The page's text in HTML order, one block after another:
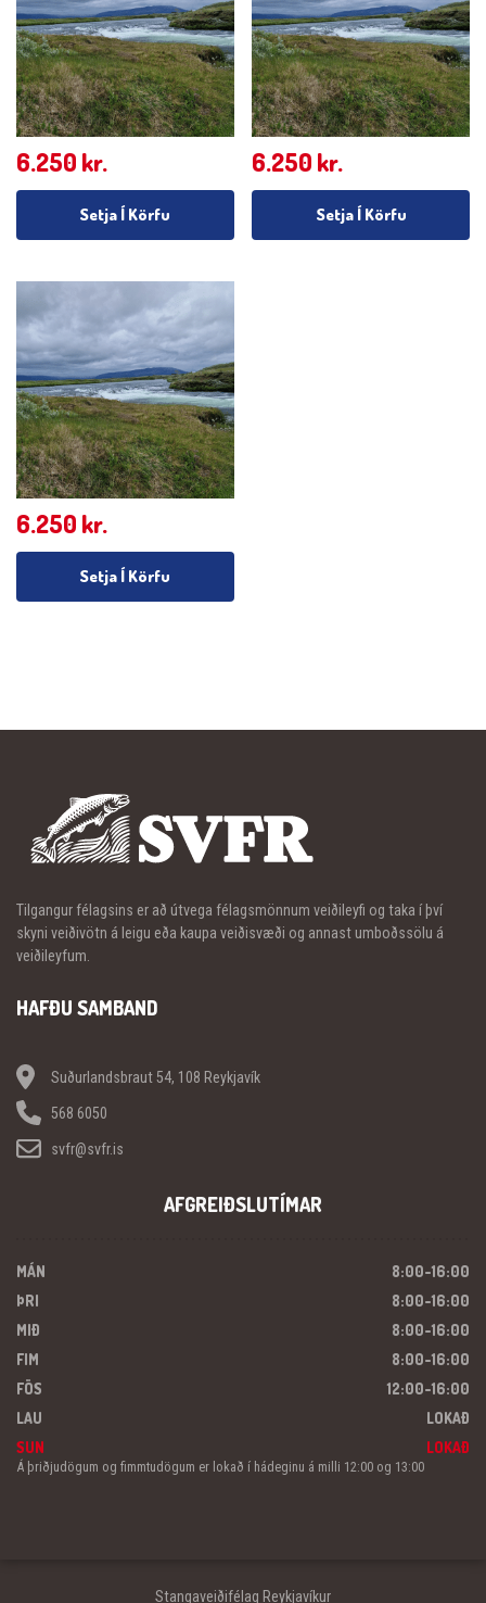
6.250 kr.
Setja Í Körfu
6.250 kr.
Setja Í Körfu
6.250 kr.
Setja Í Körfu
Tilgangur félagsins er að útvega félagsmönnum veiðileyfi og taka í því
skyni veiðivötn á leigu eða kaupa veiðisvæði og annast umboðssölu á
veiðileyfum.
HAFÐU SAMBAND
Suðurlandsbraut 54, 108 Reykjavík
568 6050
svfr@svfr.is
AFGREIÐSLUTÍMAR
MÁN
8:00-16:00
ÞRI
8:00-16:00
MIÐ
8:00-16:00
FIM
8:00-16:00
FÖS
12:00-16:00
LAU
LOKAÐ
SUN
LOKAÐ
Á þriðjudögum og fimmtudögum er lokað í hádeginu á milli 12:00 og 13:00
Stangaveiðifélag Reykjavíkur